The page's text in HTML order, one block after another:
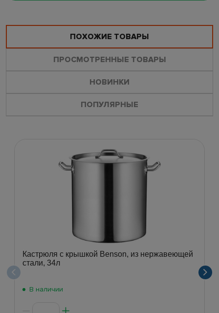
ПОХОЖИЕ ТОВАРЫ
ПРОСМОТРЕННЫЕ ТОВАРЫ
НОВИНКИ
ПОПУЛЯРНЫЕ
Кастрюля с крышкой Benson, из нержавеющей
стали, 34л
В наличии